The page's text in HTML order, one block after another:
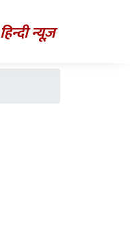
हिन्दी न्यूज़